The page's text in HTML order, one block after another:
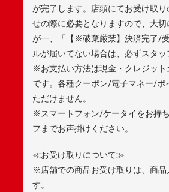
が完了します。店頭にてお受け取
せの際に必要となりますので、大
が一、「【※破棄厳禁】決済完了/
ルが届いてない場合は、必ずスタッ
※お支払い方法は現金・クレジッ
です。各種クーポン/電子マネー/ポ
ただけません。
※スマートフォン/ケータイをお持
フまでお声掛けください。
≪お受け取りについて≫
※店舗での商品お受け取りは、商品
す。